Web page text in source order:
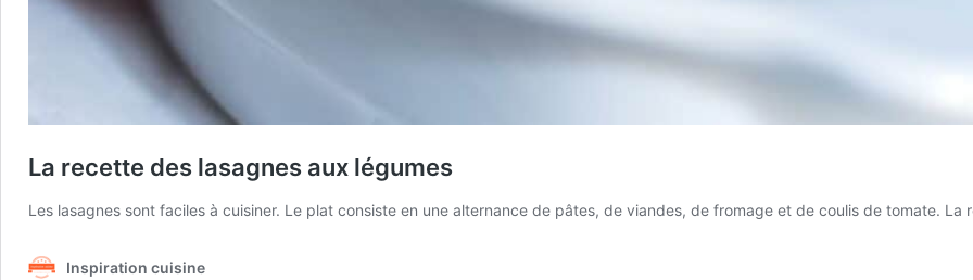
La recette des lasagnes aux légumes
Les lasagnes sont faciles à cuisiner. Le plat consiste en une alternance de pâtes, de viandes, de fromage et de coulis de tomate.
Inspiration cuisine